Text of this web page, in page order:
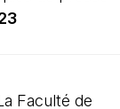
Faculté de